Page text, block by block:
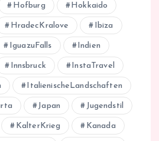
Hofburg Hokkaido
HradecKralove Ibiza
IguazuFalls Indien
Innsbruck InstaTravel
ItalienischeLandschaften
Japan Jugendstil
KalterKrieg Kanada